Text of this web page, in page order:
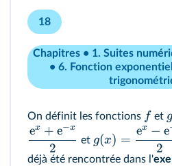
18
Chapitres • 1. Suites
• 6. Fonction
On définit les fonctions f et g
2
ex + e−x
et g(x) =
2
ex − e
déjà été rencontrée dans l'